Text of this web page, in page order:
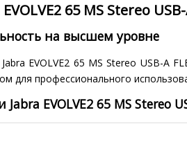
EVOLVE2 65 MS Stereo
на высшем уровне
EVOLVE2 65 MS Stereo USB-A
для профессионального
EVOLVE2 65 MS Stereo